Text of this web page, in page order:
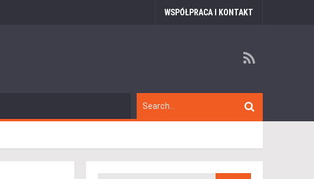
WSPÓŁPRACA I KONTAKT